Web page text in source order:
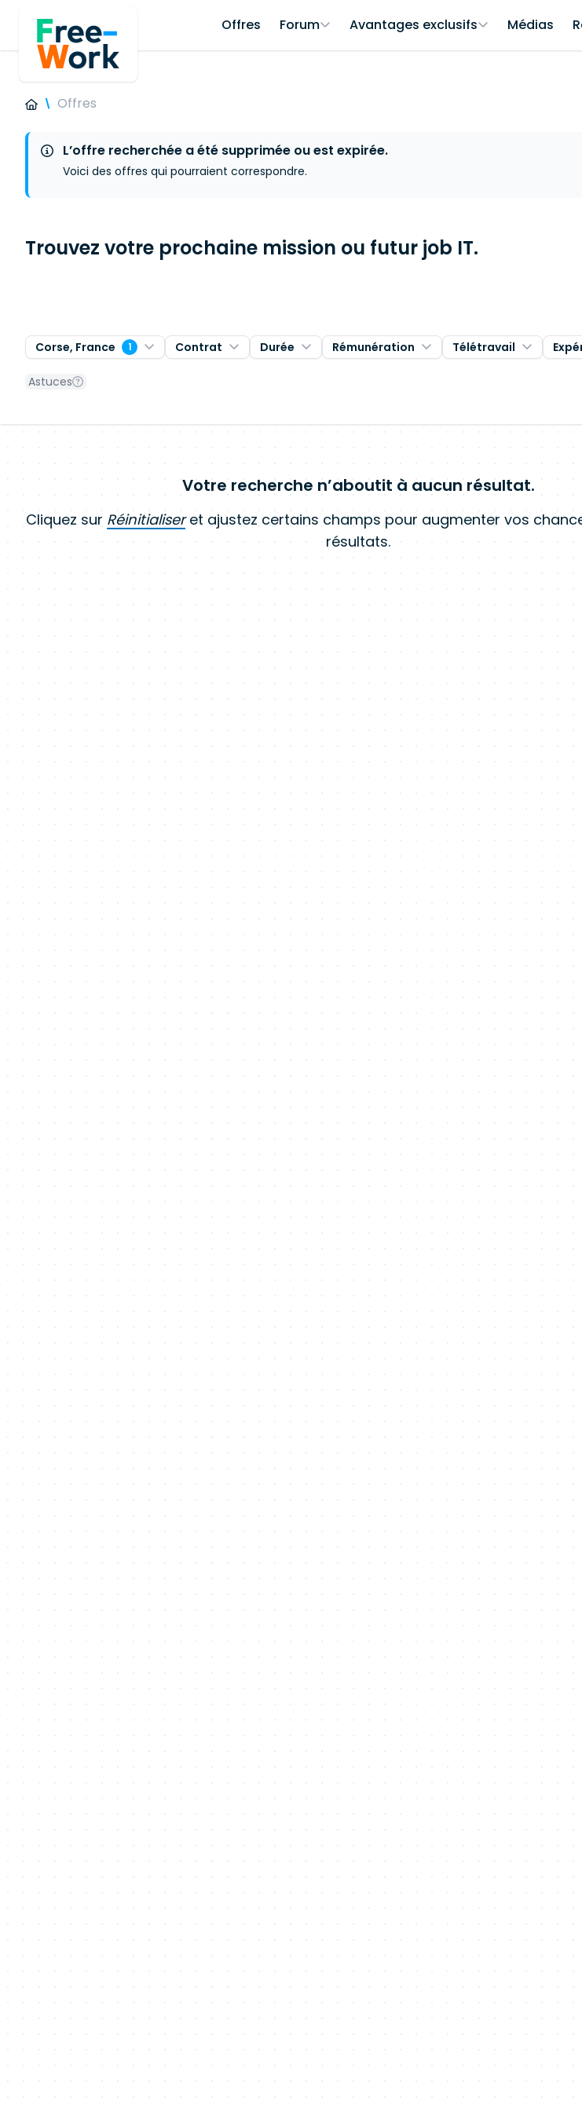
Offres Forum Avantages exclusifs Médias
Offres
L’offre recherchée a été supprimée ou est expirée.
Voici des offres qui pourraient correspondre.
Trouvez votre prochaine mission ou futur job IT.
Corse, France 1 Contrat Durée Rémunération Télétravail
Astuces
Votre recherche n’aboutit à aucun résultat.
Cliquez sur Réinitialiseret ajustez certains champs pour augmenter vos
résultats.